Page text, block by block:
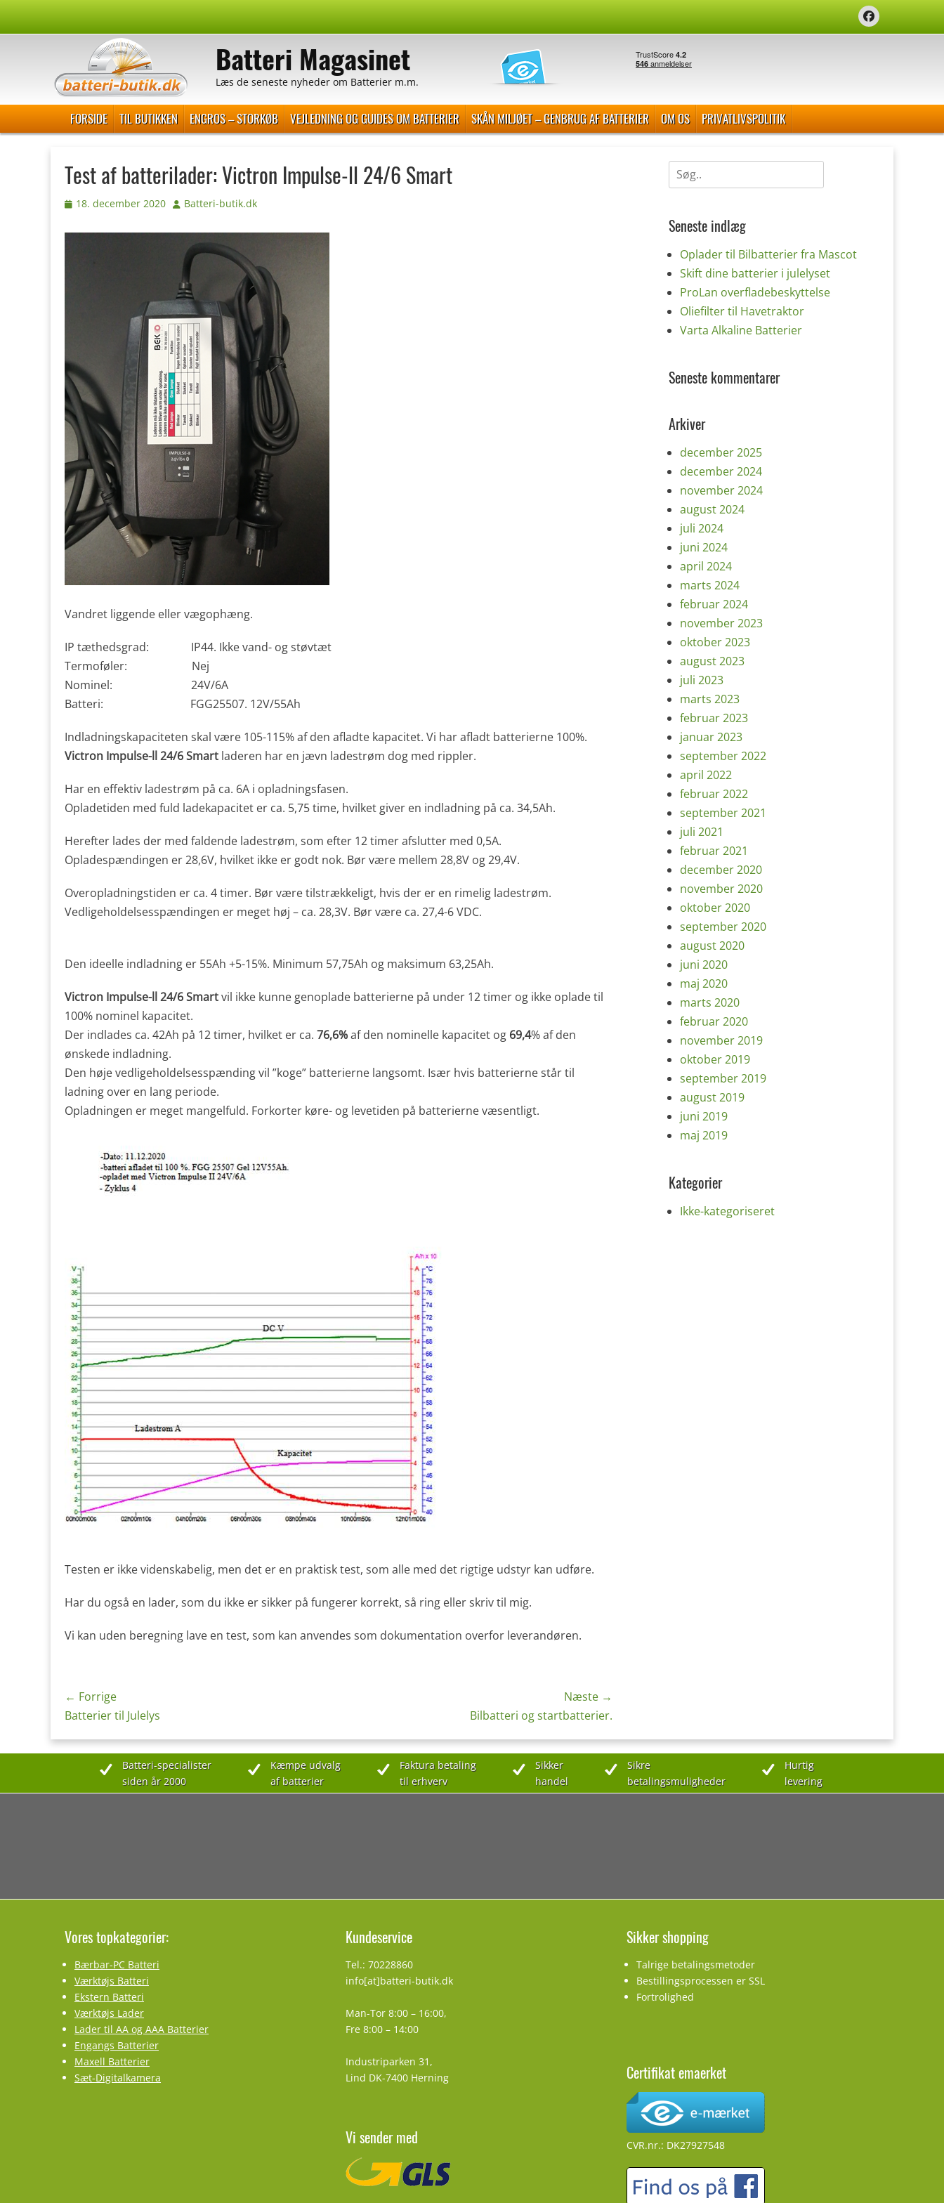
Facebook
Batteri Magasinet
Læs de seneste nyheder om Batterier m.m.
Primær Menu
FORSIDE TIL BUTIKKEN ENGROS – STORKØB VEJLEDNING OG GUIDES OM BATTERIER SKÅN MILJØET – GENBRUG AF BATTERIER OM OS PRIVATLIVSPOLITIK
Test af batterilader: Victron Impulse-ll 24/6 Smart
Udgivet
18. december 2020 Forfatter
Batteri-butik.dk
Vandret liggende eller vægophæng.
IP tæthedsgrad: IP44. Ikke vand- og støvtæt
Termoføler: Nej
Nominel: 24V/6A
Batteri: FGG25507. 12V/55Ah
Indladningskapaciteten skal være 105-115% af den afladte kapacitet. Vi har afladt batterierne 100%.
Victron Impulse-ll 24/6 Smart laderen har en jævn ladestrøm dog med rippler.
Har en effektiv ladestrøm på ca. 6A i opladningsfasen.
Opladetiden med fuld ladekapacitet er ca. 5,75 time, hvilket giver en indladning på ca. 34,5Ah.
Herefter lades der med faldende ladestrøm, som efter 12 timer afslutter med 0,5A.
Opladespændingen er 28,6V, hvilket ikke er godt nok. Bør være mellem 28,8V og 29,4V.
Overopladningstiden er ca. 4 timer. Bør være tilstrækkeligt, hvis der er en rimelig ladestrøm.
Vedligeholdelsesspændingen er meget høj – ca. 28,3V. Bør være ca. 27,4-6 VDC.
Den ideelle indladning er 55Ah +5-15%. Minimum 57,75Ah og maksimum 63,25Ah.
Victron Impulse-ll 24/6 Smartvil ikke kunne genoplade batterierne på under 12 timer og ikke oplade til
100% nominel kapacitet.
Der indlades ca. 42Ah på 12 timer, hvilket er ca. 76,6%af den nominelle kapacitet og 69,4% af den
ønskede indladning.
Den høje vedligeholdelsesspænding vil ”koge” batterierne langsomt. Især hvis batterierne står til
ladning over en lang periode.
Opladningen er meget mangelfuld. Forkorter køre- og levetiden på batterierne væsentligt.
Testen er ikke videnskabelig, men det er en praktisk test, som alle med det rigtige udstyr kan udføre.
Har du også en lader, som du ikke er sikker på fungerer korrekt, så ring eller skriv til mig.
Vi kan uden beregning lave en test, som kan anvendes som dokumentation overfor leverandøren.
Indlægsnavigation
← Forrige
Forrige
Batterier til Julelys
Næste →
Bilbatteri og startbatterier.
Søg
efter:
Seneste indlæg
Oplader til Bilbatterier fra Mascot
Skift dine batterier i julelyset
ProLan overfladebeskyttelse
Oliefilter til Havetraktor
Varta Alkaline Batterier
Seneste kommentarer
Arkiver
december 2025
december 2024
november 2024
august 2024
juli 2024
juni 2024
april 2024
marts 2024
februar 2024
november 2023
oktober 2023
august 2023
juli 2023
marts 2023
februar 2023
januar 2023
september 2022
april 2022
februar 2022
september 2021
juli 2021
februar 2021
december 2020
november 2020
oktober 2020
september 2020
august 2020
juni 2020
maj 2020
marts 2020
februar 2020
november 2019
oktober 2019
september 2019
august 2019
juni 2019
maj 2019
Kategorier
Ikke-kategoriseret
Batteri-specialister
siden år 2000
Kæmpe udvalg
af batterier
Faktura betaling
til erhverv
Sikker
handel
Sikre
betalingsmuligheder
Hurtig
levering
Vores topkategorier:
Bærbar-PC Batteri
Værktøjs Batteri
Ekstern Batteri
Værktøjs Lader
Lader til AA og AAA Batterier
Engangs Batterier
Maxell Batterier
Sæt-Digitalkamera
Kundeservice
Tel.: 70228860
info[at]batteri-butik.dk
Man-Tor 8:00 – 16:00,
Fre 8:00 – 14:00
Industriparken 31,
Lind DK-7400 Herning
Vi sender med
Sikker shopping
Talrige betalingsmetoder
Bestillingsprocessen er SSL
Fortrolighed
Certifikat emaerket
CVR.nr.: DK27927548